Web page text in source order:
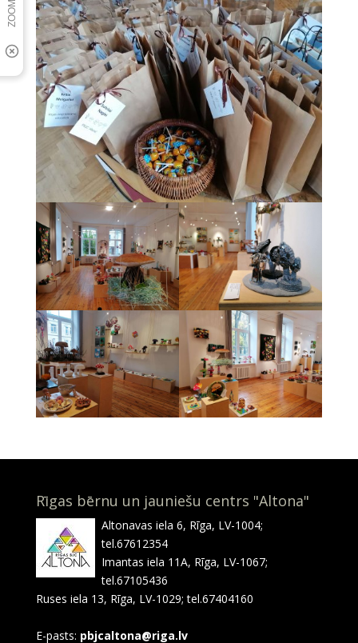
Rīgas bērnu un jauniešu centrs "Altona"
Altonavas iela 6, Rīga, LV-1004;
tel.67612354
Imantas iela 11A, Rīga, LV-1067;
tel.67105436
Ruses iela 13, Rīga, LV-1029; tel.67404160
E-pasts: pbjcaltona@riga.lv